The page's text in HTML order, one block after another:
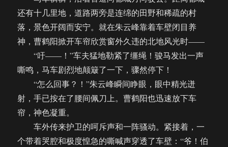
还有十几里地，道路两旁是连绵的田野和稀疏的村
落，景色开阔而安宁。就在朱云峰靠着车壁闭目养
神，曹鹤阳掀开车帘欣赏窗外久违的北地风光时——
“吁——！”车夫猛地勒紧了缰绳！骏马发出一声
嘶鸣，马车剧烈地颠簸了一下，骤然停下！
“怎么回事？！”朱云峰瞬间睁眼，眼中精光迸
射，手已按在了腰间佩刀上。曹鹤阳也迅速放下车
帘，神色凝重。
车外传来护卫的呵斥声和一阵骚动。紧接着，一
个带着哭腔和极度惶急的嘶喊声穿透了车壁：“爷！伯